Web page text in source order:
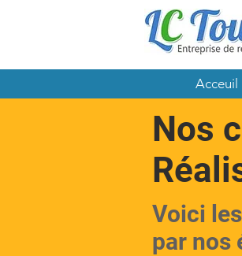
Acceuil
Nos
Voici
par nos